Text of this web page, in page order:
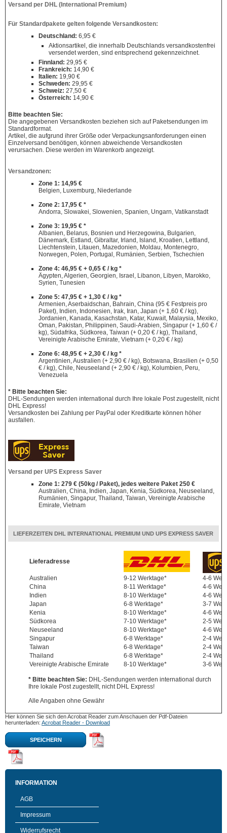
Versand per DHL (International Premium)
Für Standardpakete gelten folgende Versandkosten:
Deutschland: 6,95 €
Aktionsartikel, die innerhalb Deutschlands versandkostenfrei
versendet werden, sind entsprechend gekennzeichnet.
Finnland: 29,95 €
Frankreich: 14,90 €
Italien: 19,90 €
Schweden: 29,95 €
Schweiz: 27,50 €
Österreich: 14,90 €
Bitte beachten Sie:
Die angegebenen Versandkosten beziehen sich auf Paketsendungen im
Standardformat.
Artikel, die aufgrund ihrer Größe oder Verpackungsanforderungen einen
Einzelversand benötigen, können abweichende Versandkosten
verursachen. Diese werden im Warenkorb angezeigt.
Versandzonen:
Zone 1: 14,95 €
Belgien, Luxemburg, Niederlande
Zone 2: 17,95 € *
Andorra, Slowakei, Slowenien, Spanien, Ungarn, Vatikanstadt
Zone 3: 19,95 € *
Albanien, Belarus, Bosnien und Herzegowina, Bulgarien,
Dänemark, Estland, Gibraltar, Irland, Island, Kroatien, Lettland,
Liechtenstein, Litauen, Mazedonien, Moldau, Montenegro,
Norwegen, Polen, Portugal, Rumänien, Serbien, Tschechien
Zone 4: 46,95 € + 0,65 € / kg *
Ägypten, Algerien, Georgien, Israel, Libanon, Libyen, Marokko,
Syrien, Tunesien
Zone 5: 47,95 € + 1,30 € / kg *
Armenien, Aserbaidschan, Bahrain, China (95 € Festpreis pro
Paket), Indien, Indonesien, Irak, Iran, Japan (+ 1,60 € / kg),
Jordanien, Kanada, Kasachstan, Katar, Kuwait, Malaysia, Mexiko,
Oman, Pakistan, Philippinen, Saudi-Arabien, Singapur (+ 1,60 € /
kg), Südafrika, Südkorea, Taiwan (+ 0,20 € / kg), Thailand,
Vereinigte Arabische Emirate, Vietnam (+ 0,20 € / kg)
Zone 6: 48,95 € + 2,30 € / kg *
Argentinien, Australien (+ 2,90 € / kg), Botswana, Brasilien (+ 0,50
€ / kg), Chile, Neuseeland (+ 2,90 € / kg), Kolumbien, Peru,
Venezuela
* Bitte beachten Sie:
DHL-Sendungen werden international durch Ihre lokale Post zugestellt, nicht
DHL Express!
Versandkosten bei Zahlung per PayPal oder Kreditkarte können höher
ausfallen.
Versand per UPS Express Saver
Zone 1: 279 € (50kg / Paket), jedes weitere Paket 250 €
Australien, China, Indien, Japan, Kenia, Südkorea, Neuseeland,
Rumänien, Singapur, Thailand, Taiwan, Vereinigte Arabische
Emirate, Vietnam
LIEFERZEITEN DHL INTERNATIONAL PREMIUM UND UPS EXPRESS SAVER
Lieferadresse
Australien 9-12 Werktage*
4-6
China
8-11 Werktage*
4-6
Indien
8-10 Werktage*
4-6
Japan
6-8 Werktage*
3-7
Kenia
8-10 Werktage*
4-6
Südkorea
7-10 Werktage*
2-5
Neuseeland
8-10 Werktage*
4-6
Singapur
6-8 Werktage*
2-4
Taiwan
6-8 Werktage*
2-4
Thailand
6-8 Werktage*
2-4
Vereinigte Arabische Emirate
8-10 Werktage* 3-6
* Bitte beachten Sie: DHL-Sendungen werden international durch
Ihre lokale Post zugestellt, nicht DHL Express!
Alle Angaben ohne Gewähr
Hier können Sie sich den Acrobat Reader zum Anschauen der Pdf-Dateien
herunterladen: Acrobat Reader - Download
SPEICHERN
INFORMATION
AGB
Impressum
Widerrufsrecht